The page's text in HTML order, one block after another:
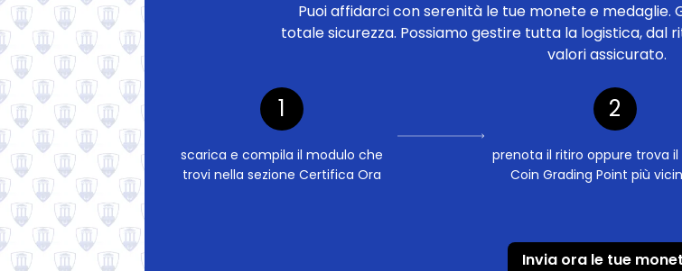
Puoi affidarci con serenità le tue monete e medaglie.
totale sicurezza. Possiamo gestire tutta la logistica, dal
valori assicurato.
1
scarica e compila il modulo che
trovi nella sezione Certifica Ora
2
prenota il ritiro oppure trova il
Coin Grading Point più
Invia ora le tue